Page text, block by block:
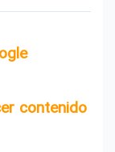
contenido